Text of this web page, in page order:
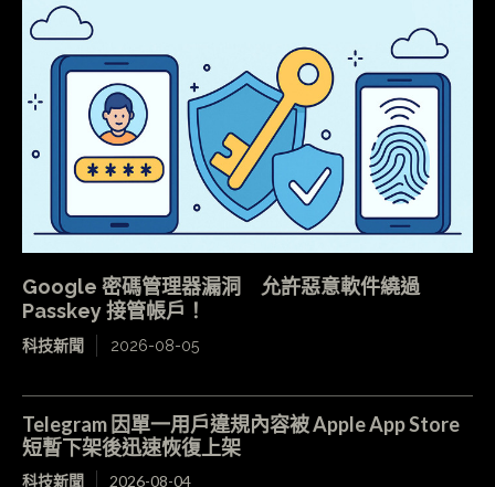
Google 密碼管理器漏洞 允許惡意軟件繞過
Passkey 接管帳戶！
科技新聞 2026-08-05
Telegram 因單一用戶違規內容被 Apple App Store
短暫下架後迅速恢復上架
科技新聞 2026-08-04